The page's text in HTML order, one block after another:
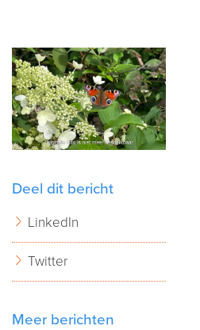
Deel dit bericht
LinkedIn
Twitter
Meer berichten